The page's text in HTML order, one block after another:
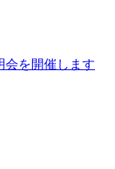
会を開催します